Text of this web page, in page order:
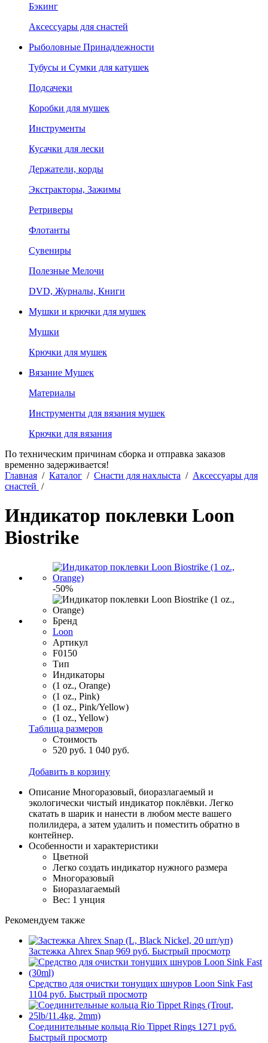
Бэкинг
Аксессуары для снастей
Рыболовные Принадлежности
Тубусы и Сумки для катушек
Подсачеки
Коробки для мушек
Инструменты
Кусачки для лески
Держатели, корды
Экстракторы, Зажимы
Ретриверы
Флотанты
Сувениры
Полезные Мелочи
DVD, Журналы, Книги
Мушки и крючки для мушек
Мушки
Крючки для мушек
Вязание Мушек
Материалы
Инструменты для вязания мушек
Крючки для вязания
По техническим причинам сборка и отправка заказов
временно задерживается!
Главная / Каталог / Снасти для нахлыста / Аксессуары для
снастей /
Индикатор поклевки Loon
Biostrike
-50%
Бренд
Loon
Артикул
F0150
Тип
Индикаторы
(1 oz., Orange)
(1 oz., Pink)
(1 oz., Pink/Yellow)
(1 oz., Yellow)
Таблица размеров
Стоимость
520 руб. 1 040 руб.
Добавить в корзину
Описание Многоразовый, биоразлагаемый и
экологически чистый индикатор поклёвки. Легко
скатать в шарик и нанести в любом месте вашего
полилидера, а затем удалить и поместить обратно в
контейнер.
Особенности и характеристики
Цветной
Легко создать индикатор нужного размера
Многоразовый
Биоразлагаемый
Вес: 1 унция
Рекомендуем также
Застежка Ahrex Snap 969 руб. Быстрый просмотр
Средство для очистки тонущих шнуров Loon Sink Fast
1104 руб. Быстрый просмотр
Соединительные кольца Rio Tippet Rings 1271 руб.
Быстрый просмотр